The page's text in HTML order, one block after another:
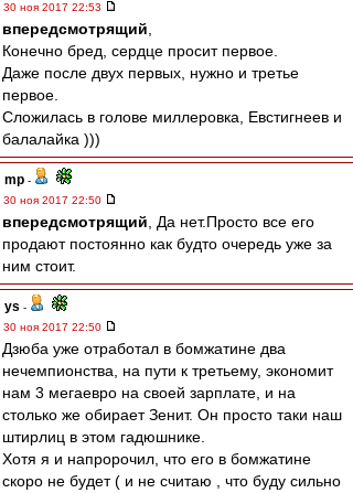
30 ноя 2017 22:53
впередсмотрящий
Конечно бред, сердце просит первое.
Даже после двух первых, нужно и третье
первое.
Сложилась в голове миллеровка, Евстигнеев и
балалайка )))
mp -
30 ноя 2017 22:50
впередсмотрящий , Да нет.Просто все его
продают постоянно как будто очередь уже за
ним стоит.
ys -
30 ноя 2017 22:50
Дзюба уже отработал в бомжатине два
нечемпионства, на пути к третьему, экономит
нам 3 мегаевро на своей зарплате, и на
столько же обирает Зенит. Он просто таки наш
штирлиц в этом гадюшнике.
Хотя я и напророчил, что его в бомжатине
скоро не будет ( и не считаю , что буду сильно